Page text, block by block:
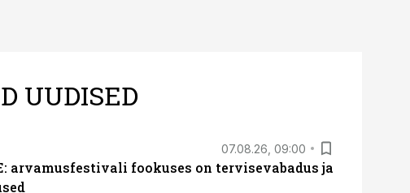
UUDISED
07.08.26, 09:00
arvamusfestivali fookuses on tervisevabadus ja